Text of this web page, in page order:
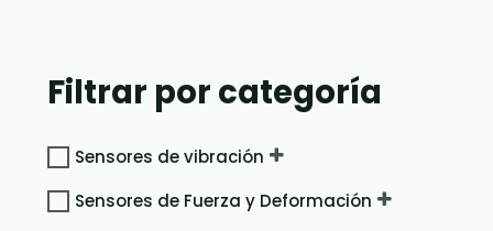
Filtrar por categoría
Sensores de vibración
Sensores de Fuerza y Deformación